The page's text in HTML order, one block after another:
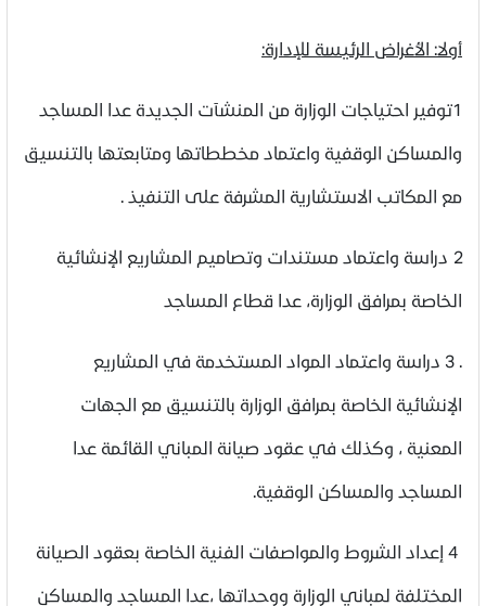
أولا: الأغراض الرئيسة للإدارة:
1توفير احتياجات الوزارة من المنشآت الجديدة عدا المساجد
والمساكن الوقفية واعتماد مخططاتها ومتابعتها بالتنسيق
مع المكاتب الاستشارية المشرفة على التنفيذ .
2 دراسة واعتماد مستندات وتصاميم المشاريع الإنشائية
الخاصة بمرافق الوزارة، عدا قطاع المساجد
. 3 دراسة واعتماد المواد المستخدمة في المشاريع
الإنشائية الخاصة بمرافق الوزارة بالتنسيق مع الجهات
المعنية ، وكذلك في عقود صيانة المباني القائمة عدا
المساجد والمساكن الوقفية.
4 إعداد الشروط والمواصفات الفنية الخاصة بعقود الصيانة
المختلفة لمباني الوزارة ووحداتها ،عدا المساجد والمساكن